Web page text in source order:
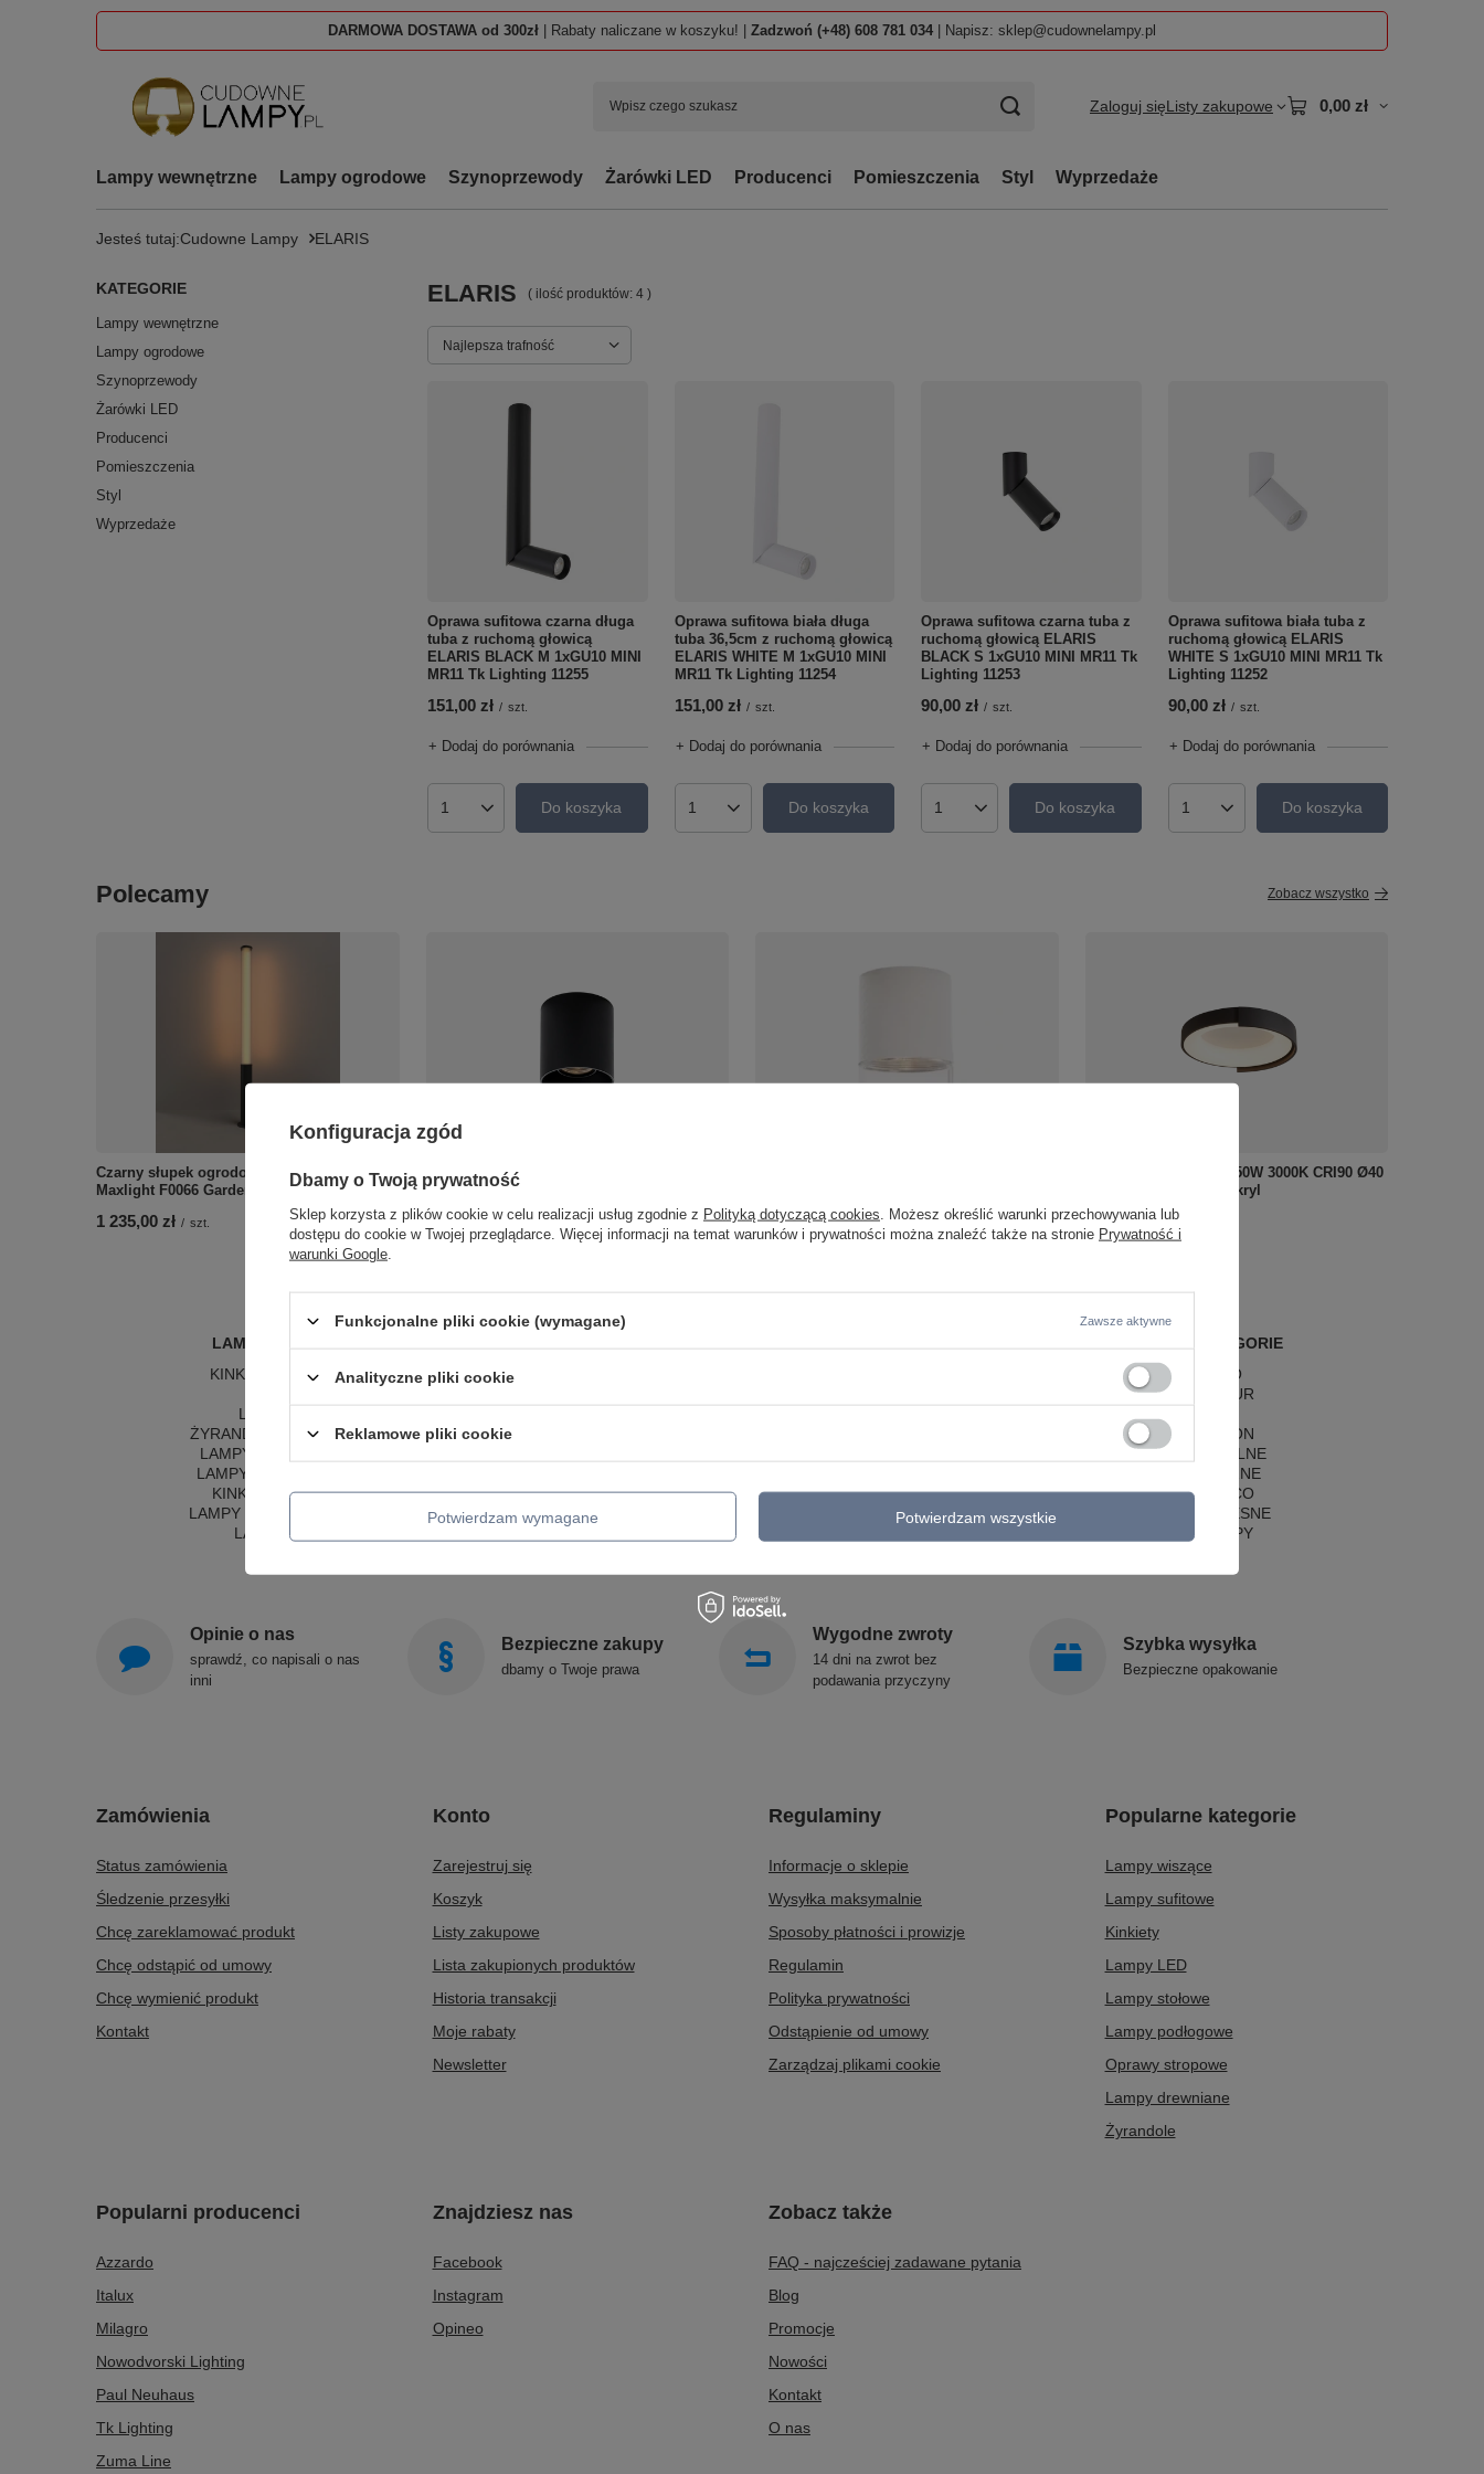
DARMOWA DOSTAWA od 300zł | Rabaty naliczane w koszyku! | Zadzwoń (+48) 608 781 034 | Napisz: sklep@cudownelampy.pl
Zaloguj sięListy zakupowe 0,00 zł
Lampy wewnętrzne Lampy ogrodowe Szynoprzewody Żarówki LED Producenci Pomieszczenia Styl Wyprzedaże
Jesteś tutaj:Cudowne Lampy ELARIS
KATEGORIE
Lampy wewnętrzne
Lampy ogrodowe
Szynoprzewody
Żarówki LED
Producenci
Pomieszczenia
Styl
Wyprzedaże
ELARIS ( ilość produktów: 4 )
Zmień sortowanie
Najlepsza trafność
Oprawa sufitowa czarna długa
tuba z ruchomą głowicą
ELARIS BLACK M 1xGU10 MINI
MR11 Tk Lighting 11255
151,00 zł / szt.
+ Dodaj do porównania
Ilość produktówDo koszyka
Oprawa sufitowa biała długa
tuba 36,5cm z ruchomą głowicą
ELARIS WHITE M 1xGU10 MINI
MR11 Tk Lighting 11254
151,00 zł / szt.
+ Dodaj do porównania
Ilość produktówDo koszyka
Oprawa sufitowa czarna tuba z
ruchomą głowicą ELARIS
BLACK S 1xGU10 MINI MR11 Tk
Lighting 11253
90,00 zł / szt.
+ Dodaj do porównania
Ilość produktówDo koszyka
Oprawa sufitowa biała tuba z
ruchomą głowicą ELARIS
WHITE S 1xGU10 MINI MR11 Tk
Lighting 11252
90,00 zł / szt.
+ Dodaj do porównania
Ilość produktówDo koszyka
Polecamy Zobacz wszystko
Czarny słupek ogrodowy LED 152cm
Maxlight F0066 Gardenia 32W
1 235,00 zł / szt.
Czarna tuba sufitowa o średnicy 9cm LED
3000K Maxlight C0281 BigFix
325,00 zł / szt. 270,00 zł / szt.
MaxLight Plafon LED 50W 3000K CRI90 Ø40
cm czarny – metal + akryl
689,00 zł / szt.
LAMPY WEWNĘTRZNE
KINKIETY NAD LUSTRO
LAMPKI NOCNE
ŻYRANDOLE KRYSZTAŁOWE
LAMPY WISZĄCE CZARNE
LAMPY WISZĄCE - OKRĘGI
KINKIETY DO SYPIALNI
LAMPY SUFITOWE OKRĄGŁE
LAMPY WISZĄCE
LAMPY OGRODOWE - SUFITOWE
GIRLANDY OGRODOWE
KINKIETY OGRODOWE
OŚWIETLENIE SCHODÓW
SIGMA
ALDEX
POPULARNE KATEGORIE
LAMPY RETRO
LAMPY GLAMOUR
LAMPY HAMPTON
LAMPY RUSTYKALNE
LAMPY KLASYCZNE
LAMPY ART DECO
LAMPY NOWOCZESNE
STYLOWE LAMPY
Opinie o nas
sprawdź, co napisali o nas
inni
Bezpieczne zakupy
dbamy o Twoje prawa
Wygodne zwroty
14 dni na zwrot bez
podawania przyczyny
Szybka wysyłka
Bezpieczne opakowanie
Zamówienia
Status zamówienia
Śledzenie przesyłki
Chcę zareklamować produkt
Chcę odstąpić od umowy
Chcę wymienić produkt
Kontakt
Konto
Zarejestruj się
Koszyk
Listy zakupowe
Lista zakupionych produktów
Historia transakcji
Moje rabaty
Newsletter
Regulaminy
Informacje o sklepie
Wysyłka maksymalnie
Sposoby płatności i prowizje
Regulamin
Polityka prywatności
Odstąpienie od umowy
Zarządzaj plikami cookie
Popularne kategorie
Lampy wiszące
Lampy sufitowe
Kinkiety
Lampy LED
Lampy stołowe
Lampy podłogowe
Oprawy stropowe
Lampy drewniane
Żyrandole
Popularni producenci
Azzardo
Italux
Milagro
Nowodvorski Lighting
Paul Neuhaus
Tk Lighting
Zuma Line
Znajdziesz nas
Facebook
Instagram
Opineo
Zobacz także
FAQ - najcześciej zadawane pytania
Blog
Promocje
Nowości
Kontakt
O nas
Konfiguracja zgód
Dbamy o Twoją prywatność
Sklep korzysta z plików cookie w celu realizacji usług zgodnie z Polityką dotyczącą cookies . Możesz określić warunki przechowywania lub
dostępu do cookie w Twojej przeglądarce. Więcej informacji na temat warunków i prywatności można znaleźć także na stronie Prywatność i
warunki Google
Funkcjonalne pliki cookie (wymagane) Zawsze aktywne
Analityczne pliki cookie
Reklamowe pliki cookie
Potwierdzam wymagane Potwierdzam wszystkie